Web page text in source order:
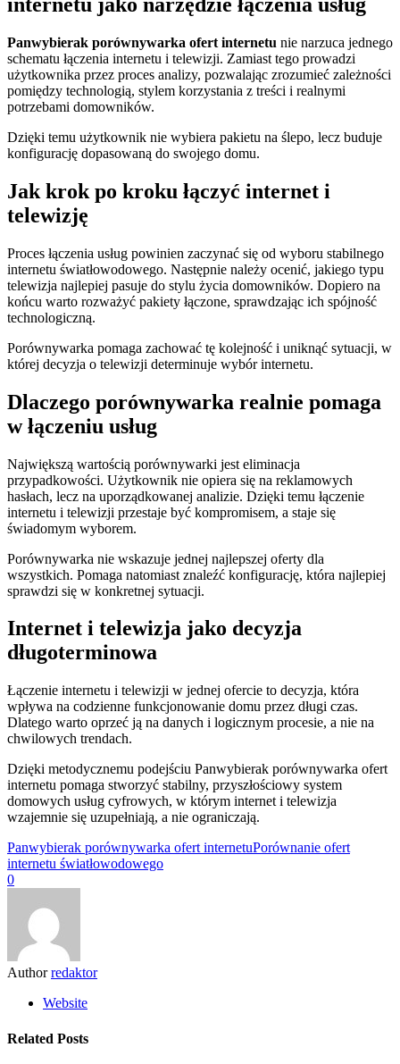
Panwybierak porównywarka ofert internetu nie narzuca jednego
schematu łączenia internetu i telewizji. Zamiast tego prowadzi
użytkownika przez proces analizy, pozwalając zrozumieć zależności
pomiędzy technologią, stylem korzystania z treści i realnymi
potrzebami domowników.
Dzięki temu użytkownik nie wybiera pakietu na ślepo, lecz buduje
konfigurację dopasowaną do swojego domu.
Jak krok po kroku łączyć internet i
telewizję
Proces łączenia usług powinien zaczynać się od wyboru stabilnego
internetu światłowodowego. Następnie należy ocenić, jakiego typu
telewizja najlepiej pasuje do stylu życia domowników. Dopiero na
końcu warto rozważyć pakiety łączone, sprawdzając ich spójność
technologiczną.
Porównywarka pomaga zachować tę kolejność i uniknąć sytuacji, w
której decyzja o telewizji determinuje wybór internetu.
Dlaczego porównywarka realnie pomaga
w łączeniu usług
Największą wartością porównywarki jest eliminacja
przypadkowości. Użytkownik nie opiera się na reklamowych
hasłach, lecz na uporządkowanej analizie. Dzięki temu łączenie
internetu i telewizji przestaje być kompromisem, a staje się
świadomym wyborem.
Porównywarka nie wskazuje jednej najlepszej oferty dla
wszystkich. Pomaga natomiast znaleźć konfigurację, która najlepiej
sprawdzi się w konkretnej sytuacji.
Internet i telewizja jako decyzja
długoterminowa
Łączenie internetu i telewizji w jednej ofercie to decyzja, która
wpływa na codzienne funkcjonowanie domu przez długi czas.
Dlatego warto oprzeć ją na danych i logicznym procesie, a nie na
chwilowych trendach.
Dzięki metodycznemu podejściu Panwybierak porównywarka ofert
internetu pomaga stworzyć stabilny, przyszłościowy system
domowych usług cyfrowych, w którym internet i telewizja
wzajemnie się uzupełniają, a nie ograniczają.
Panwybierak porównywarka ofert internetuPorównanie ofert
internetu światłowodowego
0
Author redaktor
Website
Related Posts